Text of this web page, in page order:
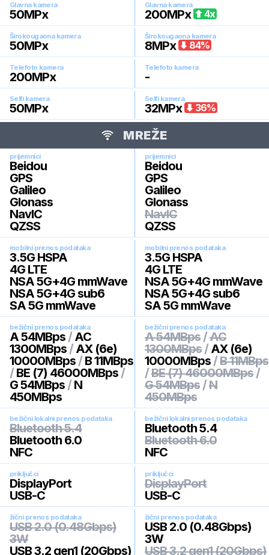
Glavna kamera
50MPx
Glavna kamera
200MPx 4x
Širokougaona kamera
50MPx
Širokougaona kamera
8MPx 84%
Telefoto kamera
200MPx
Telefoto kamera
-
Selfi kamera
50MPx
Selfi kamera
32MPx 36%
MREŽE
prijemnici
Beidou
GPS
Galileo
Glonass
NavIC
QZSS
prijemnici
Beidou
GPS
Galileo
Glonass
NavIC
QZSS
mobilni prenos podataka
3.5G HSPA
4G LTE
NSA 5G+4G mmWave
NSA 5G+4G sub6
SA 5G mmWave
mobilni prenos podataka
3.5G HSPA
4G LTE
NSA 5G+4G mmWave
NSA 5G+4G sub6
SA 5G mmWave
bežični prenos podataka
A 54MBps / AC
1300MBps / AX (6e)
10000MBps / B 11MBps
/ BE (7) 46000MBps /
G 54MBps / N
450MBps
bežični prenos podataka
A 54MBps /AC
1300MBps / AX (6e)
10000MBps /B 11MBps
/BE (7) 46000MBps /
G 54MBps /N
450MBps
bežični lokalni prenos podataka
Bluetooth 5.4
Bluetooth 6.0
NFC
bežični lokalni prenos podataka
Bluetooth 5.4
Bluetooth 6.0
NFC
priključci
DisplayPort
USB-C
priključci
DisplayPort
USB-C
žični prenos podataka
USB 2.0 (0.48Gbps)
3W
USB 3.2 gen1 (20Gbps)
žični prenos podataka
USB 2.0 (0.48Gbps)
3W
USB 3.2 gen1 (20Gbps)